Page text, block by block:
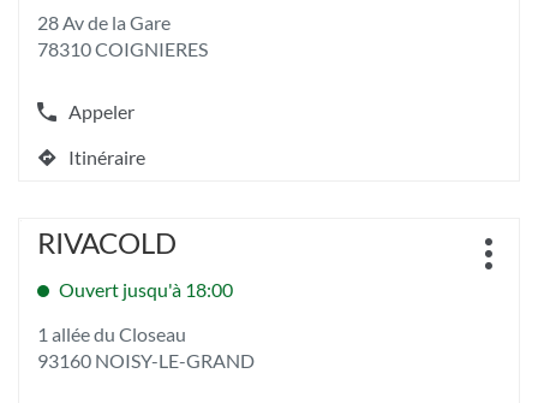
pour
obtenir
plus
amples
informations
[ECHAP
28 Av de la Gare
78310 COIGNIERES
Appeler
Afficher
le
numéro
du
point
de
vente
YESSS
COIGNIERES
Itinéraire
jusqu'au
vente
COIGNIERES
Appuyer
sur
touche
pour
obtenir
Point
vente
RIVACOLD
Ouvert jusqu'à 18:00
1 allée du Closeau
93160 NOISY-LE-GRAND
Plus